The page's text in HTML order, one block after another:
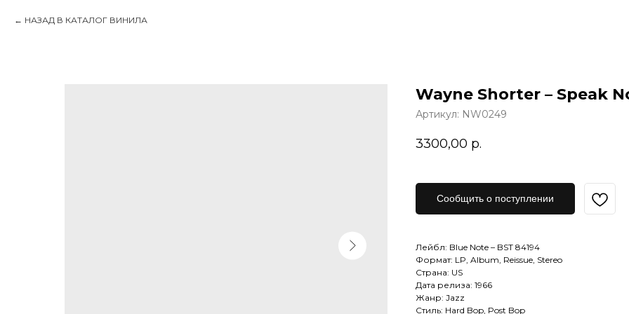
НАЗАД В КАТАЛОГ ВИНИЛА
Wayne Shorter – Speak
Артикул: NW0249
3300,00 р.
Сообщить о поступлении
Лейбл: Blue Note – BST 84194
Формат: LP, Album, Reissue, Stereo
Страна: US
Дата релиза: 1966
Жанр: Jazz
Стиль: Hard Bop, Post Bop